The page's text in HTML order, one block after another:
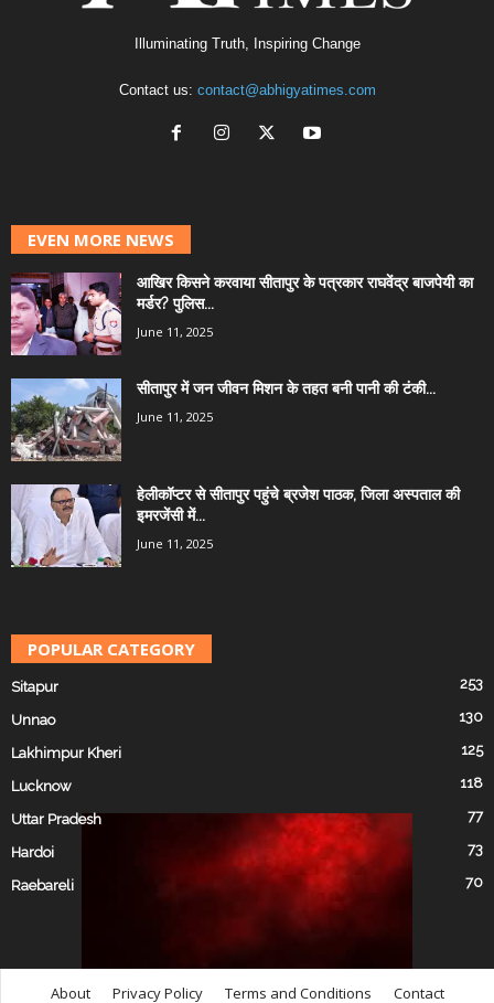
Illuminating Truth, Inspiring Change
Contact us: contact@abhigyatimes.com
EVEN MORE NEWS
आखिर किसने करवाया सीतापुर के पत्रकार राघवेंद्र बाजपेयी का
मर्डर? पुलिस...
June 11, 2025
सीतापुर में जन जीवन मिशन के तहत बनी पानी की टंकी...
June 11, 2025
हेलीकॉप्टर से सीतापुर पहुंचे ब्रजेश पाठक, जिला अस्पताल की
इमरजेंसी में...
June 11, 2025
POPULAR CATEGORY
Sitapur 253
Unnao 130
Lakhimpur Kheri 125
Lucknow 118
Uttar Pradesh 77
Hardoi 73
Raebareli 70
About Privacy Policy Terms and Conditions Contact